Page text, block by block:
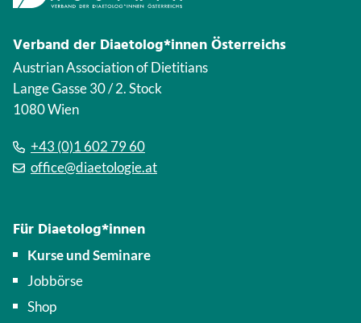
Verband der Diaetolog*innen Österreichs
Austrian Association of Dietitians
Lange Gasse 30 / 2. Stock
1080 Wien
+43 (0)1 602 79 60
office@diaetologie.at
Für Diaetolog*innen
Kurse und Seminare
Jobbörse
Shop